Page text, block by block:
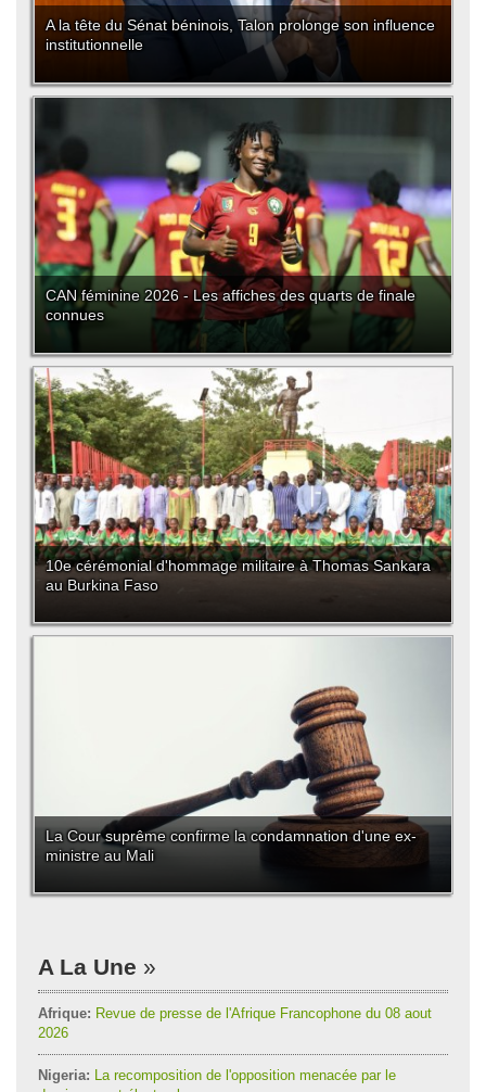
A la tête du Sénat béninois, Talon prolonge son influence
institutionnelle
CAN féminine 2026 - Les affiches des quarts de finale
connues
10e cérémonial d'hommage militaire à Thomas Sankara
au Burkina Faso
La Cour suprême confirme la condamnation d'une ex-
ministre au Mali
A La Une
Afrique: Revue de presse de l'Afrique Francophone du 08 aout
2026
Nigeria: La recomposition de l'opposition menacée par le